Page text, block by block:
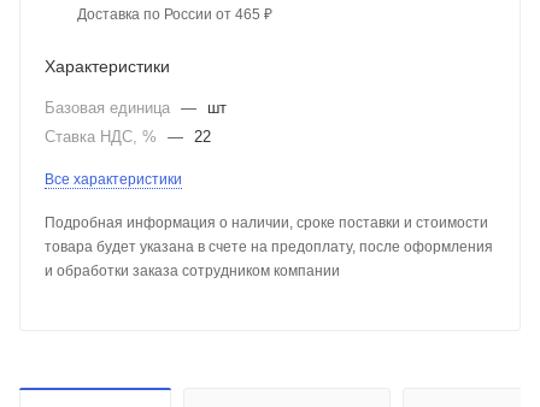
Доставка по России от 465 ₽
Характеристики
Базовая единица —
шт
Ставка НДС, %
— 22
Все характеристики
Подробная информация о наличии, сроке поставки и стоимости
товара будет указана в счете на предоплату, после оформления
и обработки заказа сотрудником компании